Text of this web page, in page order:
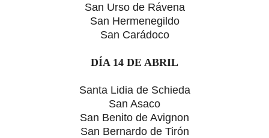
San Urso de Rávena
San Hermenegildo
San Carádoco
DÍA 14 DE ABRIL
Santa Lidia de Schieda
San Asaco
San Benito de Avignon
San Bernardo de Tirón